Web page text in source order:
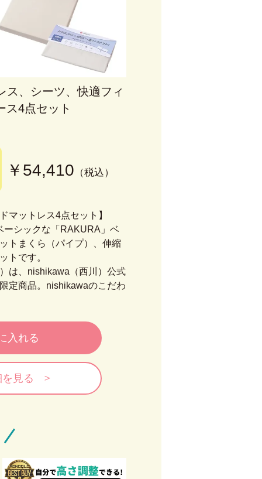
ス、シーツ、快適フィ
ス4点セット
￥54,410 （税込）
マットレス4点セット】
ーシックな「RAKURA」ベ
トまくら（パイプ）、伸縮
トです。
は、nishikawa（西川）公式
定商品。nishikawaのこだわ
入れる
見る